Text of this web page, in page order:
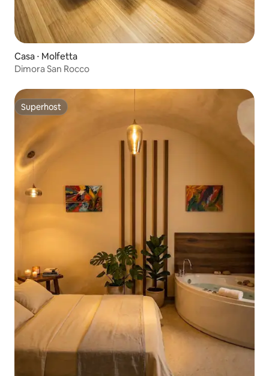
Casa ⋅ Molfetta
Dimora San Rocco
Superhost
Superhost